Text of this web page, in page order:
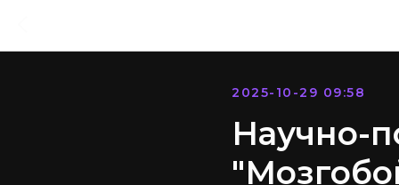
2025-10-29 09:58
Научно-